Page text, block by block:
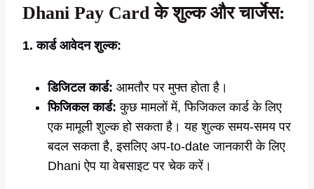
Dhani Pay Card के शुल्क और चार्जेस:
1. कार्ड आवेदन शुल्क:
डिजिटल कार्ड: आमतौर पर मुफ्त होता है।
फिजिकल कार्ड: कुछ मामलों में, फिजिकल कार्ड के लिए
एक मामूली शुल्क हो सकता है। यह शुल्क समय-समय पर
बदल सकता है, इसलिए अप-to-date जानकारी के लिए
Dhani ऐप या वेबसाइट पर चेक करें।